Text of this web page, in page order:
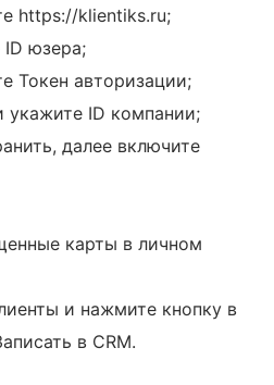
https://klientiks.ru;
ID юзера;
Токен авторизации;
укажите ID компании;
далее включите
карты в личном
и нажмите кнопку в
в CRM.